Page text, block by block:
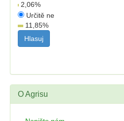
2,06%
Určitě ne
11,85%
O Agrisu